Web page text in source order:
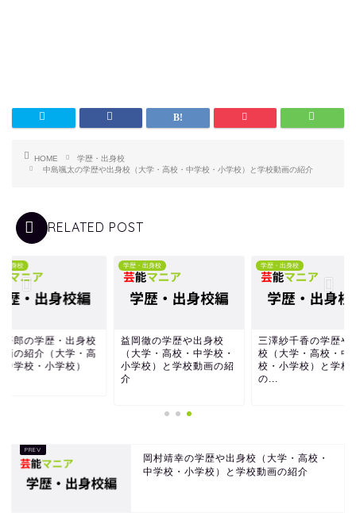
HOME
学歴・出身校
中島颯太の学歴や出身校（大学・高校・中学校・小学校）と学校動画の紹介
RELATED POST
出身校
悟郎の学歴・出身校
画の紹介（大学・高
中学校・小学校）
学歴・出身校
益岡徹の学歴や出身校
（大学・高校・中学校・
小学校）と学校動画の紹
介
学歴・出身校
三澤紗千香の学歴や
校（大学・高校・中
校・小学校）と学校
の...
岡村靖幸の学歴や出身校（大学・高校・
中学校・小学校）と学校動画の紹介